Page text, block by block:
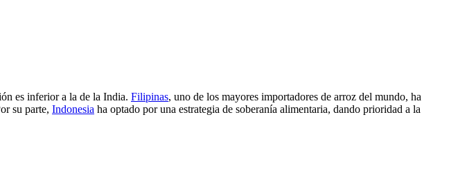
es inferior a la de la India. Filipinas, uno de los mayores importadores de arroz del mundo, ha
su parte, Indonesia ha optado por una estrategia de soberanía alimentaria, dando prioridad a la